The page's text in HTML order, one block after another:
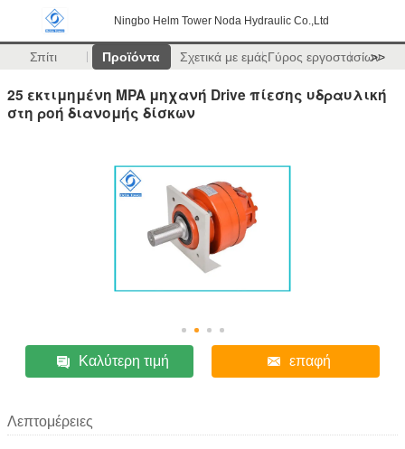
Ningbo Helm Tower Noda Hydraulic Co.,Ltd
Σπίτι Προϊόντα Σχετικά με εμάςΓύρος εργοστασίων
>>
25 εκτιμημένη MPA μηχανή Drive πίεσης υδραυλική
στη ροή διανομής δίσκων
Καλύτερη τιμή επαφή
Λεπτομέρειες